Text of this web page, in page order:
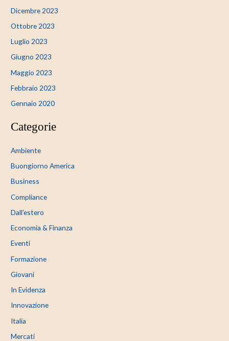
Dicembre 2023
Ottobre 2023
Luglio 2023
Giugno 2023
Maggio 2023
Febbraio 2023
Gennaio 2020
Categorie
Ambiente
Buongiorno America
Business
Compliance
Dall'estero
Economia & Finanza
Eventi
Formazione
Giovani
In Evidenza
Innovazione
Italia
Mercati